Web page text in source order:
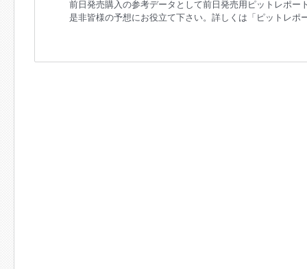
前日発売購入の参考データとして前日発売用ピットレポー
是非皆様の予想にお役立て下さい。詳しくは「ピットレポ